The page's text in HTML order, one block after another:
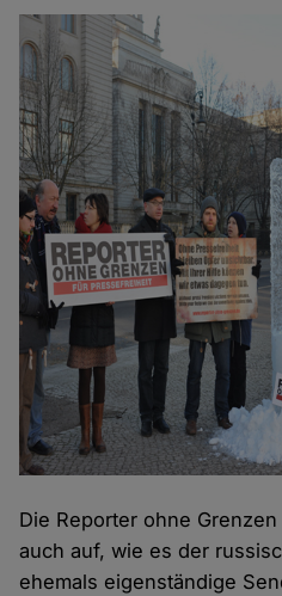
Die Reporter ohne
auch auf, wie es der
ehemals eigenständige